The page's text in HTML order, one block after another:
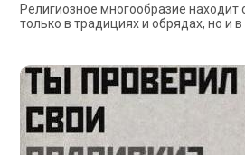
Религиозное многообразие находит
только в традициях и обрядах, но и в